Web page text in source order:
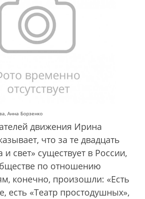
Анна Борзенко
движения Ирина
что за те двадцать
и свет» существует в России,
по отношению
конечно, произошли: «Есть
есть «Театр простодушных»,